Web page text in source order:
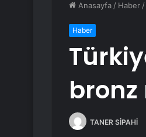
Anasayfa / Haber /
Haber
TANER SİPAHİ